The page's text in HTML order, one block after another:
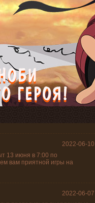
2022-06-10
13 июня в 7:00 по
вам приятной игры на
2022-06-07